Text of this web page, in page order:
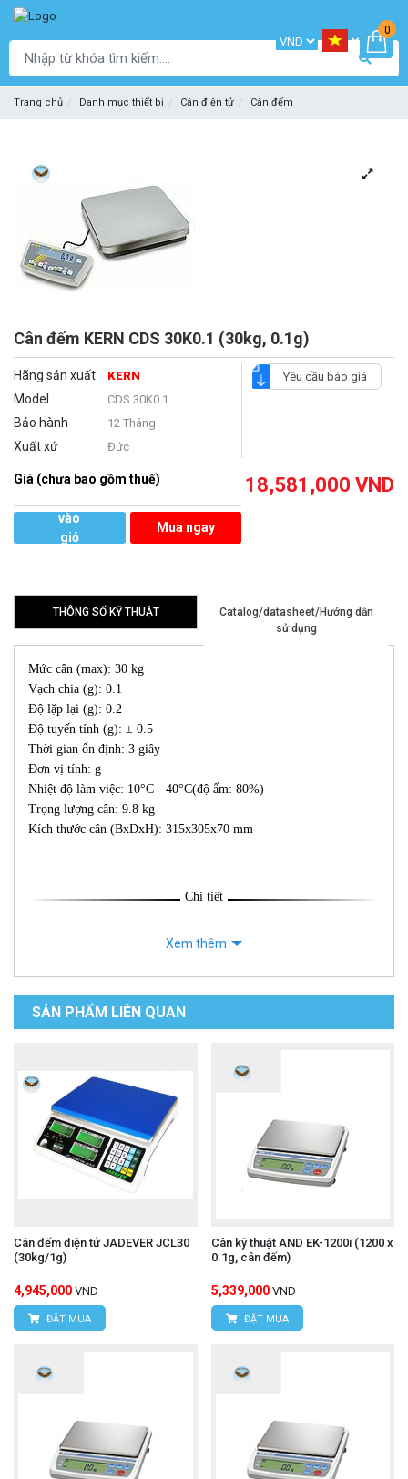
0
Trang chủ Danh mục thiết bị Cân điện tử Cân đếm
Cân đếm KERN CDS 30K0.1 (30kg, 0.1g)
Hãng sản xuất KERN
Model CDS 30K0.1
Bảo hành 12 Tháng
Xuất xứ Đức
Yêu cầu báo giá
Giá (chưa bao gồm thuế) 18,581,000 VND
vào
giỏ
Mua ngay
THÔNG SỐ KỸ THUẬT
Catalog/datasheet/Hướng dẫn
sử dụng
Mức cân (max): 30 kg
Vạch chia (g): 0.1
Độ lặp lại (g): 0.2
Độ tuyến tính (g): ± 0.5
Thời gian ổn định: 3 giây
Đơn vị tính: g
Nhiệt độ làm việc: 10°C - 40°C(độ ẩm: 80%)
Trọng lượng cân: 9.8 kg
Kích thước cân (BxDxH): 315x305x70 mm
Chi tiết
Xem thêm
SẢN PHẨM LIÊN QUAN
Cân đếm điện tử JADEVER JCL30
(30kg/1g)
4,945,000 VND
ĐẶT MUA
Cân kỹ thuật AND EK-1200i (1200 x
0.1g, cân đếm)
5,339,000 VND
ĐẶT MUA